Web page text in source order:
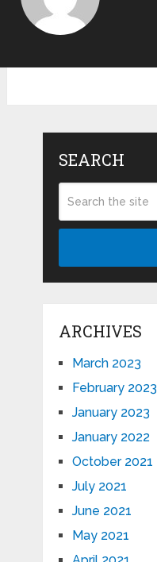
SEARCH
ARCHIVES
March 2023
February 2023
January 2023
January 2022
October 2021
July 2021
June 2021
May 2021